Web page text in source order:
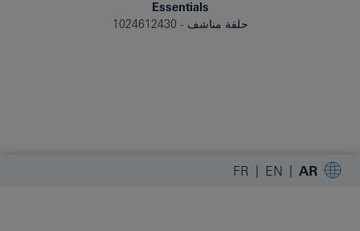
Essentials
حلقة مناشف
1024612430
AR
EN
FR